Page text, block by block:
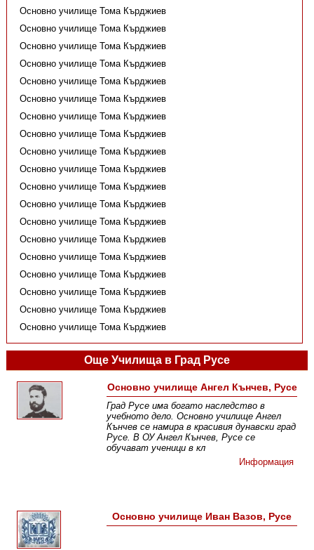
Основно училище Тома Кърджиев
Основно училище Тома Кърджиев
Основно училище Тома Кърджиев
Основно училище Тома Кърджиев
Основно училище Тома Кърджиев
Основно училище Тома Кърджиев
Основно училище Тома Кърджиев
Основно училище Тома Кърджиев
Основно училище Тома Кърджиев
Основно училище Тома Кърджиев
Основно училище Тома Кърджиев
Основно училище Тома Кърджиев
Основно училище Тома Кърджиев
Основно училище Тома Кърджиев
Основно училище Тома Кърджиев
Основно училище Тома Кърджиев
Основно училище Тома Кърджиев
Основно училище Тома Кърджиев
Основно училище Тома Кърджиев
Още Училища в Град Русе
Основно училище Ангел Кънчев, Русе
Град Русе има богато наследство в
учебното дело. Основно училище Ангел
Кънчев се намира в красивия дунавски град
Русе. В ОУ Ангел Кънчев, Русе се
обучават ученици в кл
Информация
Основно училище Иван Вазов, Русе